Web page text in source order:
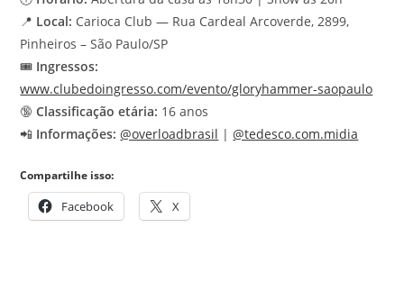
📍 Local: Carioca Club — Rua Cardeal Arcoverde, 2899,
Pinheiros – São Paulo/SP
🎟️ Ingressos:
www.clubedoingresso.com/evento/gloryhammer-saopaulo
🔞Classificação etária: 16 anos
📲 Informações: @overloadbrasil |@tedesco.com.midia
Compartilhe isso:
Facebook X